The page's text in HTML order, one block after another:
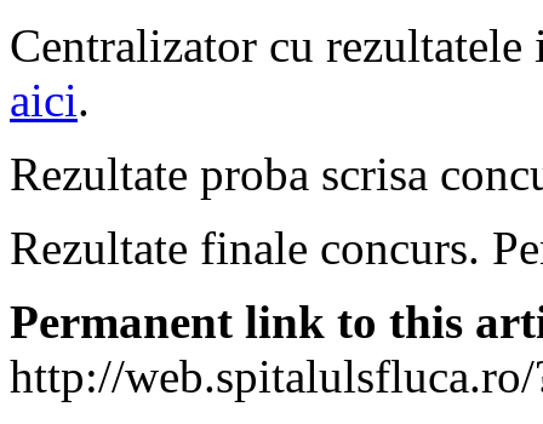
Centralizator cu
aici.
Rezultate proba scrisa
Rezultate finale concurs.
Permanent link to this
http://web.spitalulsfluca.ro/